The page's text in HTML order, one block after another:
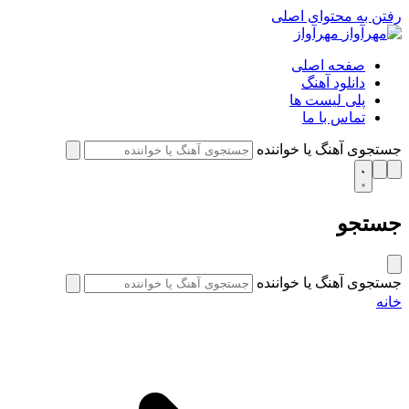
رفتن به محتوای اصلی
مهرآواز
صفحه اصلی
دانلود آهنگ
پلی لیست ها
تماس با ما
جستجوی آهنگ یا خواننده
جستجو
جستجوی آهنگ یا خواننده
خانه